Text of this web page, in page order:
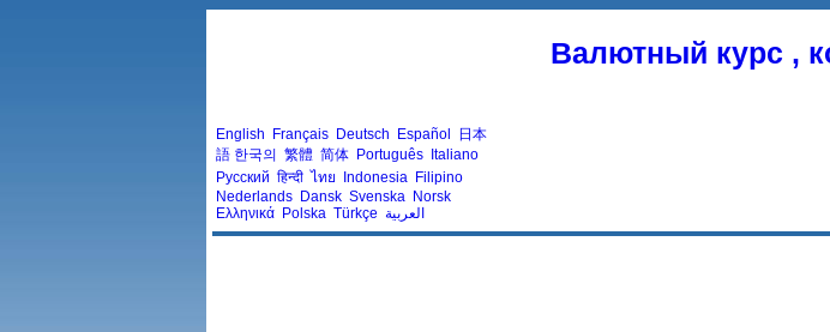
Валютный курс ,
English Français Deutsch Español
日本
語 한국의 繁體 简体 Português Italiano
Русский हिन्दी ไทย Indonesia Filipino
Nederlands Dansk Svenska Norsk
Ελληνικά Polska Türkçe العربية